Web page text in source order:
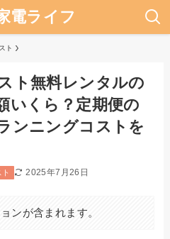
電ライフ
ト
ト無料レンタルの
いくら？定期便の
ンニングコストを
2025年7月26日
ンが含まれます。